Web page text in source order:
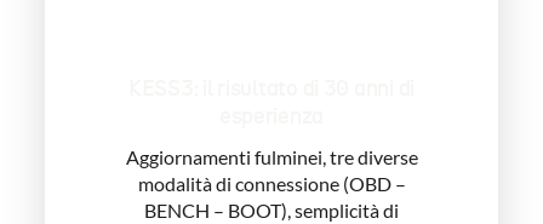
Aggiornamenti fulminei, tre diverse
modalità di connessione (OBD –
BENCH – BOOT), semplicità di